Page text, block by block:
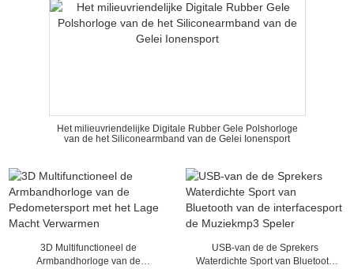
Het milieuvriendelijke Digitale Rubber Gele Polshorloge
van de het Siliconearmband van de Gelei Ionensport
3D Multifunctioneel de
Armbandhorloge van de
USB-van de de Sprekers
Waterdichte Sport van Bluetooth